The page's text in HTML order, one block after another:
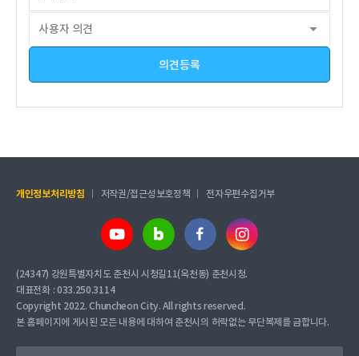
의견등록
개인정보처리방침 저작권/접근성보호정책 전자우편수집거부
(24347) 강원특별자치도 춘천시 시청길11(옥천동) 춘천시청.
대표전화 : 033.250.3114
Copyright 2022. Chuncheon City. All rights reserved.
본 홈페이지에 게시된 모든 내용에 대하여 춘천시의 허락없는 무단복제를 금합니다.